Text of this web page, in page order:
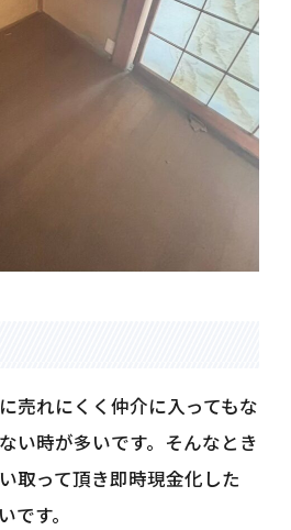
売れにくく仲介に入ってもな
い時が多いです。そんなとき
取って頂き即時現金化した
です。